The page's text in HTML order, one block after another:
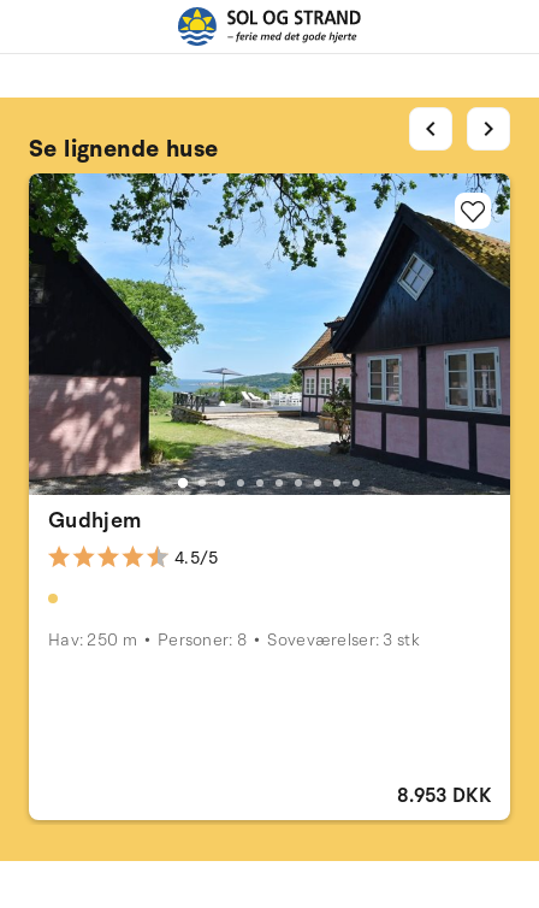
Se lignende huse
Gudhjem
4.5/5
Hav: 250 m Personer: 8 Soveværelser: 3 stk
8.953 DKK
chevron_left chevron_right